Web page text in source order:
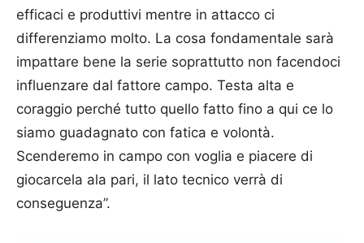
efficaci e produttivi mentre in attacco ci
differenziamo molto. La cosa fondamentale sarà
impattare bene la serie soprattutto non facendoci
influenzare dal fattore campo. Testa alta e
coraggio perché tutto quello fatto fino a qui ce lo
siamo guadagnato con fatica e volontà.
Scenderemo in campo con voglia e piacere di
giocarcela ala pari, il lato tecnico verrà di
conseguenza”.